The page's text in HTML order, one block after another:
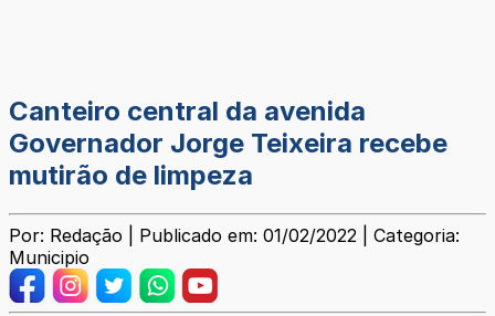
Canteiro central da avenida
Governador Jorge Teixeira recebe
mutirão de limpeza
Por: Redação | Publicado em: 01/02/2022 | Categoria:
Municipio